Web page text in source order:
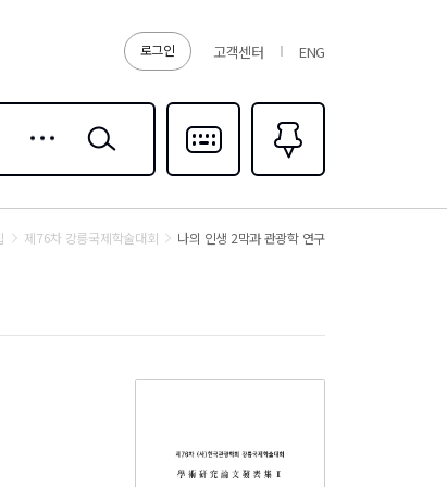
로그인 고객센터 ENG
검색
다국어입력
즐겨찾기0
제76차 강릉국제학술대회 나의 인생 2막과 관광학 연구